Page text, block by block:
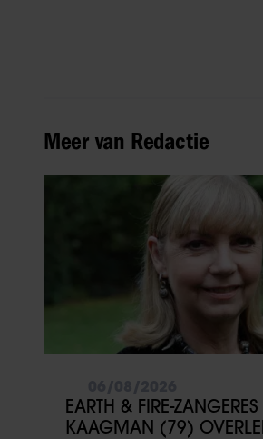
Meer van Redactie
EARTH & FIRE-
KAAGMAN (79)